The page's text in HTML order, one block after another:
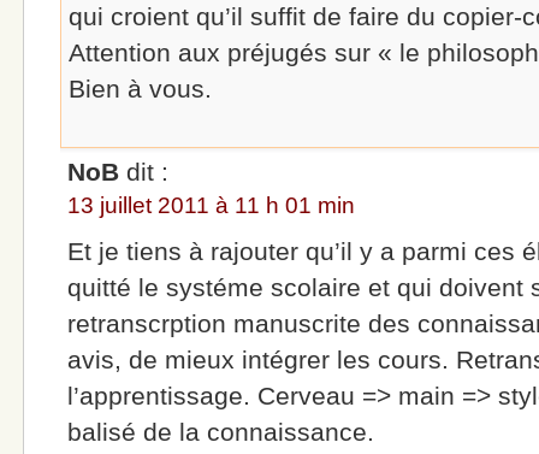
qui croient qu’il suffit de faire du copier-
Attention aux préjugés sur « le
Bien à vous.
NoB dit :
13 juillet 2011 à 11 h 01 min
Et je tiens à rajouter qu’il y a parmi ces
quitté le systéme scolaire et qui doivent
retranscrption manuscrite des
avis, de mieux intégrer les cours.
l’apprentissage. Cerveau => main =>
balisé de la connaissance.